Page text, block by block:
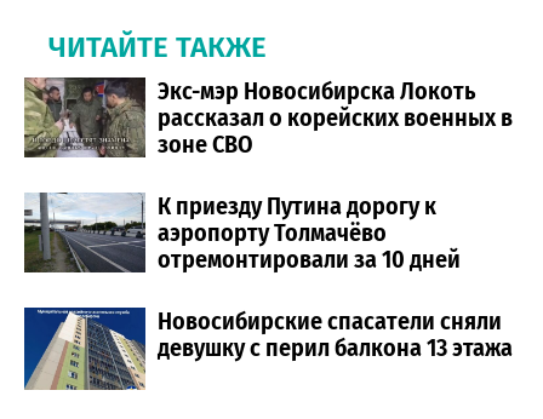
ЧИТАЙТЕ ТАКЖЕ
Экс-мэр Новосибирска Локоть
рассказал о корейских военных в
зоне СВО
К приезду Путина дорогу к
аэропорту Толмачёво
отремонтировали за 10 дней
Новосибирские спасатели сняли
девушку с перил балкона 13 этажа